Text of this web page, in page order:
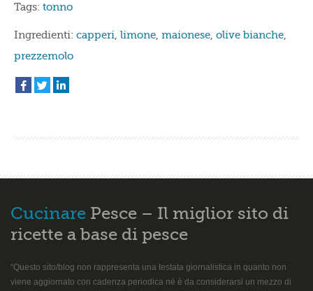
Tags: tonno
Ingredienti: capperi, limone, maionese, olive bianche,
prezzemolo
Cucinare Pesce – Il miglior sito di
ricette a base di pesce
“Questo sito/blog non rappresenta una testata giornalistica in quanto non
viene aggiornato con cadenza periodica né è da considerarsi un mezzo di